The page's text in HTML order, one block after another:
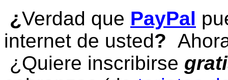
¿Verdad que PayPal
internet de usted?
¿Quiere inscribirse